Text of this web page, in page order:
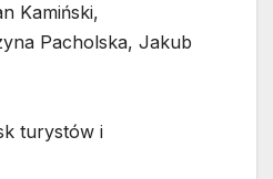
Kamiński,
Pacholska, Jakub
turystów i